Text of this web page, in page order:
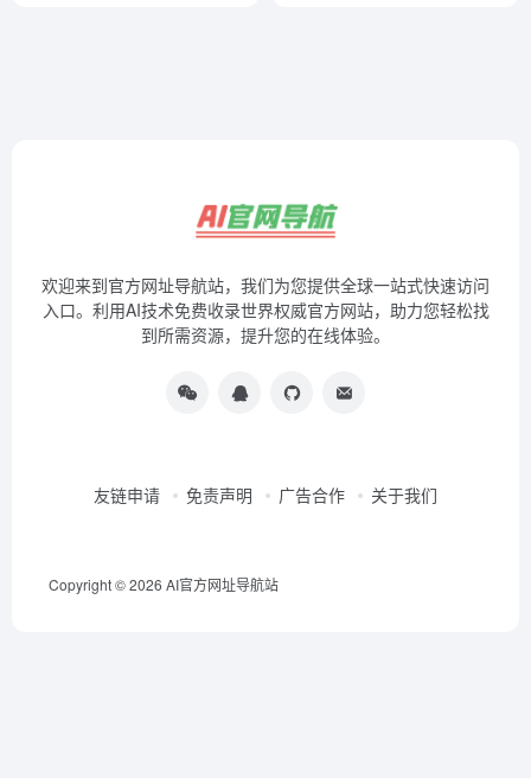
欢迎来到官方网址导航站，我们为您提供全球一站式快速访问
入口。利用AI技术免费收录世界权威官方网站，助力您轻松找
到所需资源，提升您的在线体验。
友链申请 免责声明 广告合作 关于我们
Copyright © 2026 AI官方网址导航站